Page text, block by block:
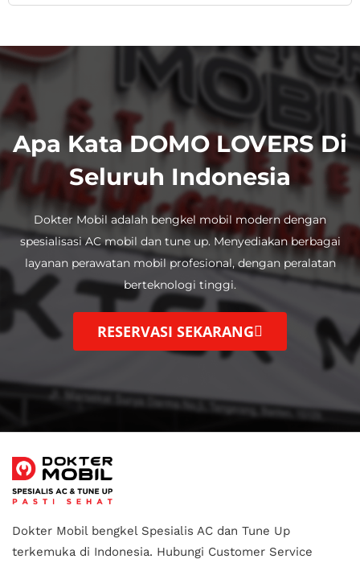
Apa Kata DOMO LOVERS Di
Seluruh Indonesia
Dokter Mobil adalah bengkel mobil modern dengan
spesialisasi AC mobil dan tune up.Menyediakan berbagai
layanan perawatan mobil profesional, dengan peralatan
berteknologi tinggi.
RESERVASI SEKARANG
Dokter Mobil bengkel Spesialis AC dan Tune Up
terkemuka di Indonesia. Hubungi Customer Service